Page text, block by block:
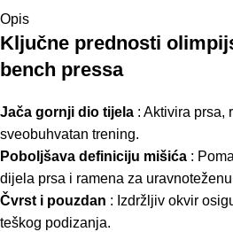
Opis
Ključne prednosti
bench pressa
Jača gornji dio tijela : Aktivira prsa,
sveobuhvatan trening.
Poboljšava definiciju mišića :
dijela prsa i ramena za
Čvrst i pouzdan : Izdržljiv okvir
teškog podizanja.